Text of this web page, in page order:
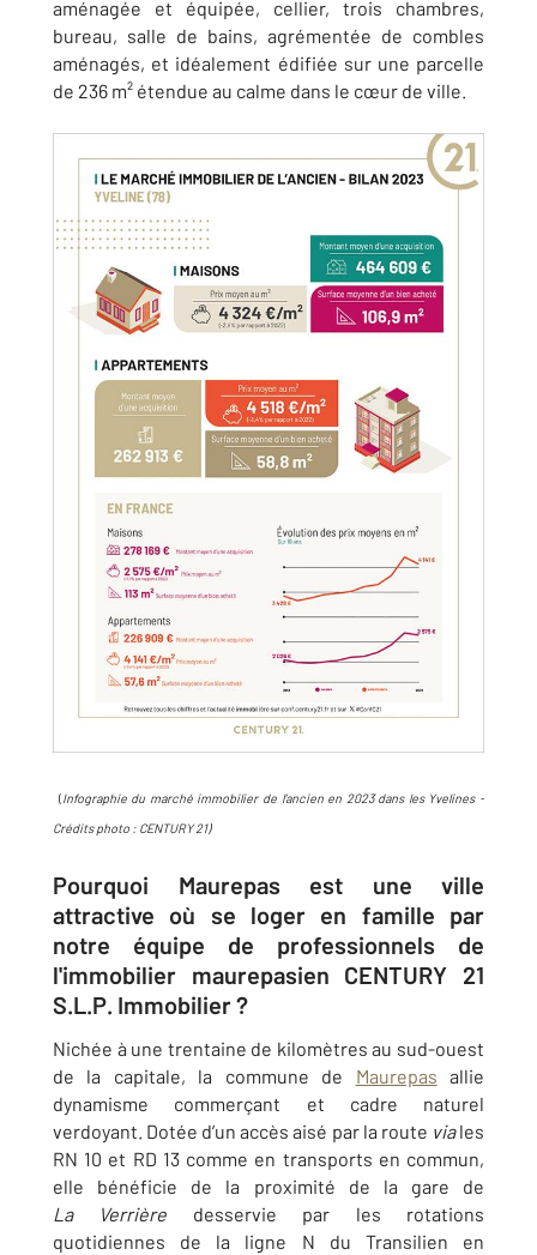
aménagée et équipée, cellier, trois chambres,
bureau, salle de bains, agrémentée de combles
aménagés, et idéalement édifiée sur une parcelle
de 236 m² étendue au calme dans le cœur de ville.
(Infographie du marché immobilier de l’ancien en 2023 dans les Yvelines -
Crédits photo : CENTURY 21)
Pourquoi Maurepas est une ville
attractive où se loger en famille par
notre équipe de professionnels de
l'immobilier maurepasien CENTURY 21
S.L.P. Immobilier ?
Nichée à une trentaine de kilomètres au sud-ouest
de la capitale, la commune de Maurepas allie
dynamisme commerçant et cadre naturel
verdoyant. Dotée d’un accès aisé par la route viales
RN 10 et RD 13 comme en transports en commun,
elle bénéficie de la proximité de la gare de
La Verrière desservie par les rotations
quotidiennes de la ligne N du Transilien en